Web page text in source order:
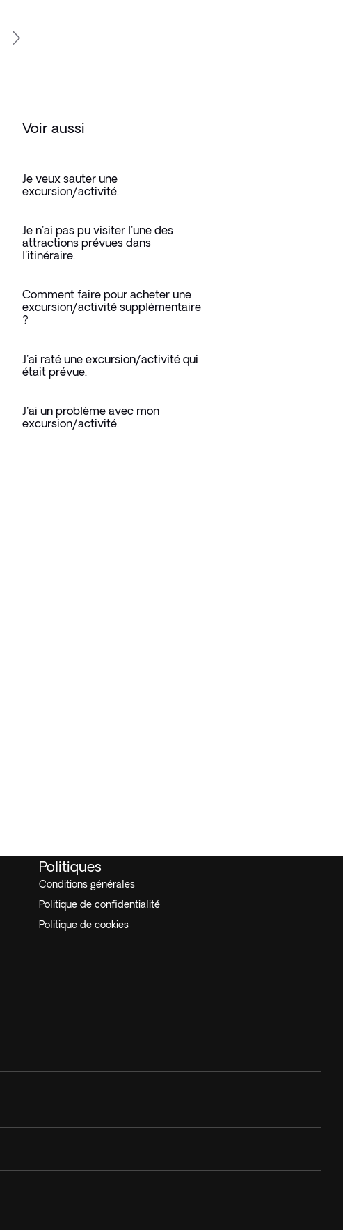
Voir aussi
Je veux sauter une
excursion/activité.
Je n'ai pas pu visiter l'une des
attractions prévues dans
l'itinéraire.
Comment faire pour acheter une
excursion/activité supplémentaire
?
J'ai raté une excursion/activité qui
était prévue.
J'ai un problème avec mon
excursion/activité.